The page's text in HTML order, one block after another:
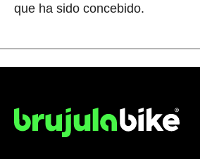
que ha sido concebido.